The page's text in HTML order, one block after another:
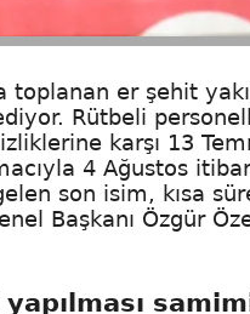
er şehit
Rütbeli
karşı 13
4 Ağustos
son isim, kısa
Başkanı Özgür